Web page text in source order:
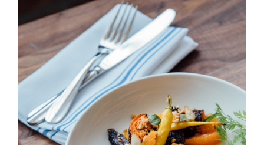
Peach & Carrot Salad